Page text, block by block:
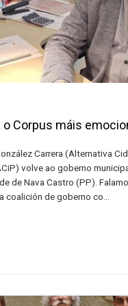
o Corpus máis
Carrera (Alternativa
volve ao goberno
de Nava Castro (PP).
coalición de goberno co…